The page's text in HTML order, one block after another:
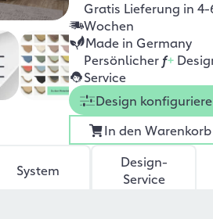
Gratis Lieferung in 4-
Wochen
Made in Germany
Persönlicher f+
Service
Design
In den Warenkorb
System
Design-
Service